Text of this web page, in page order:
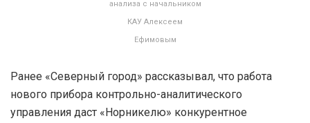
анализа с начальником
КАУ Алексеем
Ефимовым
Ранее «Северный город» рассказывал, что работа
нового прибора контрольно-аналитического
управления даст «Норникелю» конкурентное